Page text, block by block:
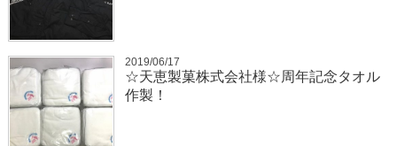
2019/06/17
☆天恵製菓株式会社様☆周年記念タオル
作製！